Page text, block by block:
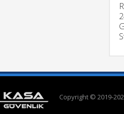
Copyright © 2019-